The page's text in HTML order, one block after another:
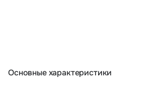
Основные характеристики